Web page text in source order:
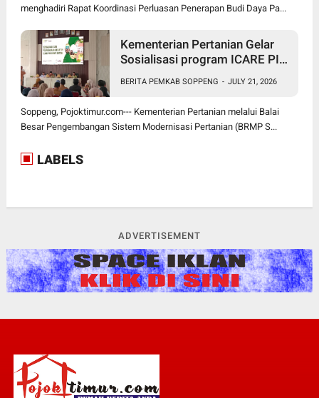
menghadiri Rapat Koordinasi Perluasan Penerapan Budi Daya Pa...
Kementerian Pertanian Gelar
Sosialisasi program ICARE PIU
BERITA PEMKAB SOPPENG - JULY 21, 2026
Soppeng, Pojoktimur.com--- Kementerian Pertanian melalui Balai
Besar Pengembangan Sistem Modernisasi Pertanian (BRMP S...
LABELS
ADVERTISEMENT